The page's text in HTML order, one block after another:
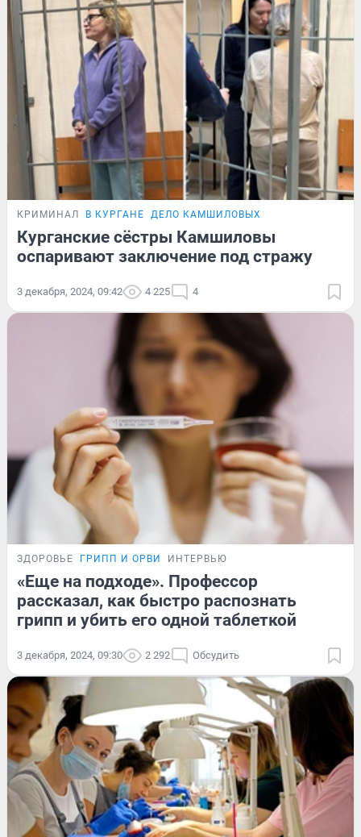
КРИМИНАЛ В КУРГАНЕ ДЕЛО КАМШИЛОВЫХ
Курганские сёстры Камшиловы
оспаривают заключение под стражу
3 декабря, 2024, 09:42 4 225 4
ЗДОРОВЬЕ ГРИПП И ОРВИ ИНТЕРВЬЮ
«Еще на подходе». Профессор
рассказал, как быстро распознать
грипп и убить его одной таблеткой
3 декабря, 2024, 09:30 2 292 Обсудить